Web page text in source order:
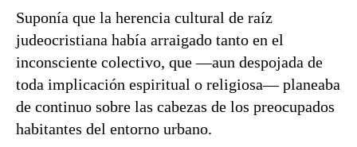
Suponía que la herencia cultural de raíz
judeocristiana había arraigado tanto en el
inconsciente colectivo, que —aun despojada de
toda implicación espiritual o religiosa— planeaba
de continuo sobre las cabezas de los preocupados
habitantes del entorno urbano.